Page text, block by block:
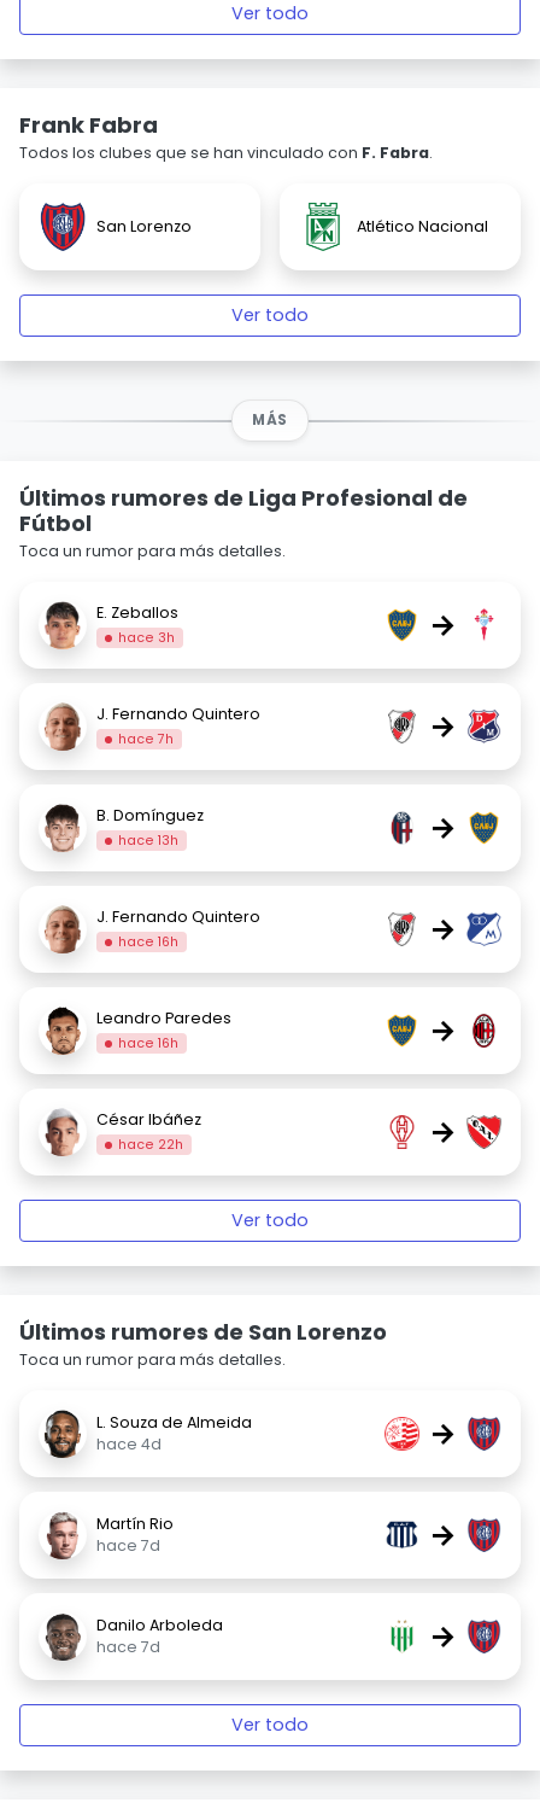
Ver todo
Frank Fabra
Todos los clubes que se han vinculado con F. Fabra.
San Lorenzo Atlético Nacional
Ver todo
MÁS
Últimos rumores de Liga Profesional de
Fútbol
Toca un rumor para más detalles.
E. Zeballos
hace 3h →
J. Fernando Quintero
hace 7h →
B. Domínguez
hace 13h →
J. Fernando Quintero
hace 16h →
Leandro Paredes
hace 16h →
César Ibáñez
hace 22h →
Ver todo
Últimos rumores de San Lorenzo
Toca un rumor para más detalles.
L. Souza de Almeida
hace 4d
→
Martín Rio
hace 7d
→
Danilo Arboleda
hace 7d
→
Ver todo